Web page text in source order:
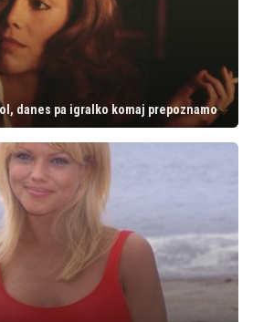
danes pa igralko komaj prepoznamo